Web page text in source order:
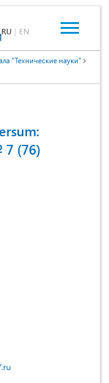
RU | EN
"Технические науки"
7 (76)